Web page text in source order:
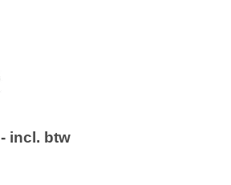
- incl. btw